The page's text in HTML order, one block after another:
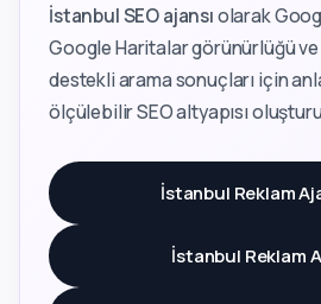
İstanbul SEO ajansıolarak
Google Haritalar görünürlüğü
destekli arama sonuçları için
ölçülebilir SEO altyapısı
İstanbul Reklam
İstanbul Reklam